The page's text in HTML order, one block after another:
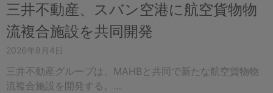
三井不動産、スバン空港に航空貨物物
流複合施設を共同開発
2026年8月4日
三井不動産グループは、MAHBと共同で新たな航空貨物物
流複合施設を開発する。…